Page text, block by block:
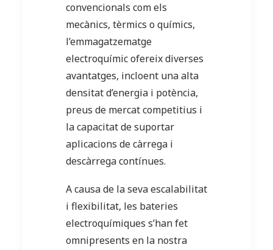
convencionals com els
mecànics, tèrmics o químics,
l’emmagatzematge
electroquímic ofereix diverses
avantatges, incloent una alta
densitat d’energia i potència,
preus de mercat competitius i
la capacitat de suportar
aplicacions de càrrega i
descàrrega contínues.
A causa de la seva escalabilitat
i flexibilitat, les bateries
electroquímiques s’han fet
omnipresents en la nostra